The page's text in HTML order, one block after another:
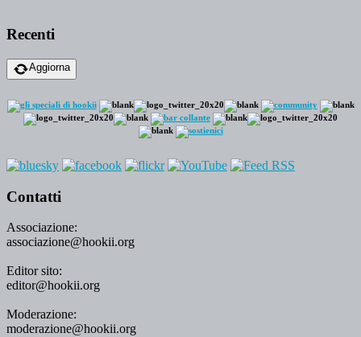
Recenti
Aggiorna
Contatti
Associazione:
associazione@hookii.org
Editor sito:
editor@hookii.org
Moderazione:
moderazione@hookii.org